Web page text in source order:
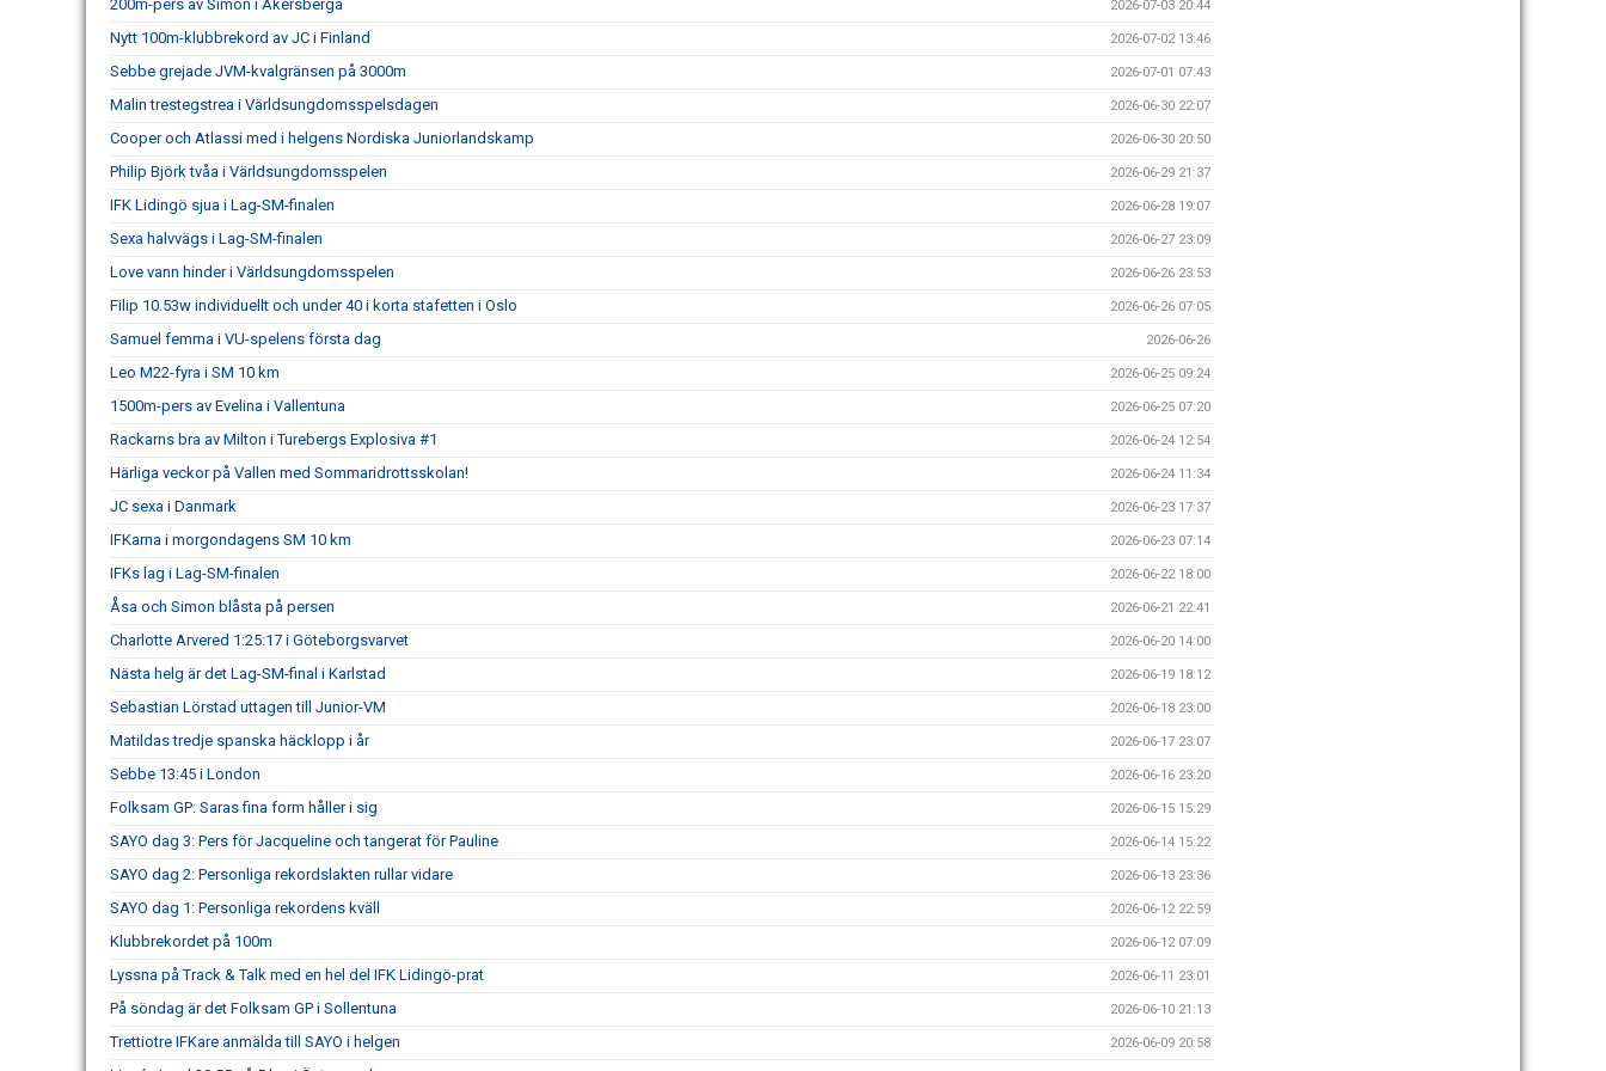
200m-pers av Simon i Åkersberga 2026-07-03 20:44
Nytt 100m-klubbrekord av JC i Finland 2026-07-02 13:46
Sebbe grejade JVM-kvalgränsen på 3000m 2026-07-01 07:43
Malin trestegstrea i Världsungdomsspelsdagen 2026-06-30 22:07
Cooper och Atlassi med i helgens Nordiska Juniorlandskamp 2026-06-30 20:50
Philip Björk tvåa i Världsungdomsspelen 2026-06-29 21:37
IFK Lidingö sjua i Lag-SM-finalen 2026-06-28 19:07
Sexa halvvägs i Lag-SM-finalen 2026-06-27 23:09
Love vann hinder i Världsungdomsspelen 2026-06-26 23:53
Filip 10.53w individuellt och under 40 i korta stafetten i Oslo 2026-06-26 07:05
Samuel femma i VU-spelens första dag 2026-06-26
Leo M22-fyra i SM 10 km 2026-06-25 09:24
1500m-pers av Evelina i Vallentuna 2026-06-25 07:20
Rackarns bra av Milton i Turebergs Explosiva #1 2026-06-24 12:54
Härliga veckor på Vallen med Sommaridrottsskolan! 2026-06-24 11:34
JC sexa i Danmark 2026-06-23 17:37
IFKarna i morgondagens SM 10 km 2026-06-23 07:14
IFKs lag i Lag-SM-finalen 2026-06-22 18:00
Åsa och Simon blåsta på persen 2026-06-21 22:41
Charlotte Arvered 1:25:17 i Göteborgsvarvet 2026-06-20 14:00
Nästa helg är det Lag-SM-final i Karlstad 2026-06-19 18:12
Sebastian Lörstad uttagen till Junior-VM 2026-06-18 23:00
Matildas tredje spanska häcklopp i år 2026-06-17 23:07
Sebbe 13:45 i London 2026-06-16 23:20
Folksam GP: Saras fina form håller i sig 2026-06-15 15:29
SAYO dag 3: Pers för Jacqueline och tangerat för Pauline 2026-06-14 15:22
SAYO dag 2: Personliga rekordslakten rullar vidare 2026-06-13 23:36
SAYO dag 1: Personliga rekordens kväll 2026-06-12 22:59
Klubbrekordet på 100m 2026-06-12 07:09
Lyssna på Track & Talk med en hel del IFK Lidingö-prat 2026-06-11 23:01
På söndag är det Folksam GP i Sollentuna 2026-06-10 21:13
Trettiotre IFKare anmälda till SAYO i helgen 2026-06-09 20:58